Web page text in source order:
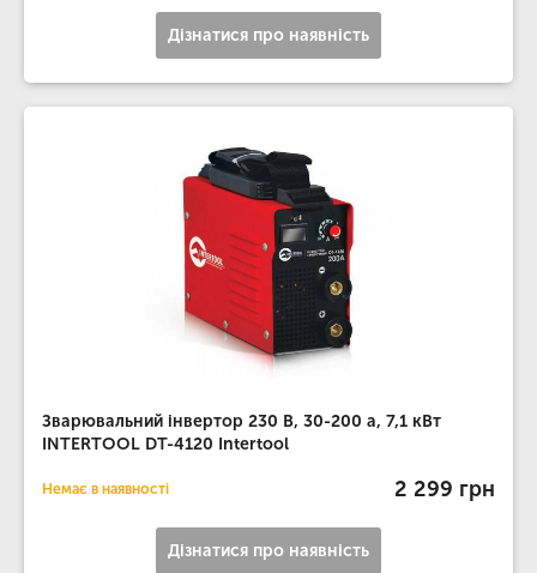
Дізнатися про наявність
Зварювальний інвертор 230 В, 30-200 а, 7,1 кВт
INTERTOOL DT-4120 Intertool
Немає в наявності 2 299 грн
Дізнатися про наявність